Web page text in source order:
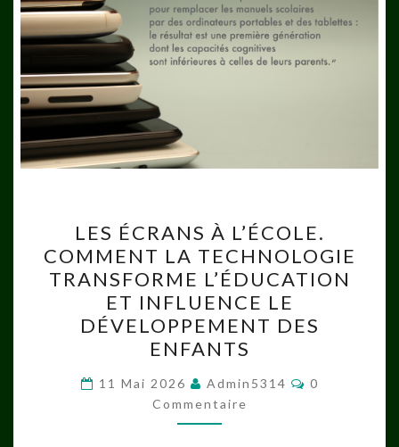
ÉCRANS
À
L’ÉCOLE.
COMMENT
LA
TECHNOLOGIE
TRANSFORME
L’ÉDUCATION
LES ÉCRANS À L’ÉCOLE.
COMMENT LA TECHNOLOGIE
TRANSFORME L’ÉDUCATION
ET INFLUENCE LE
DÉVELOPPEMENT DES
ENFANTS
11 Mai 2026 Admin5314
0
Commentaire